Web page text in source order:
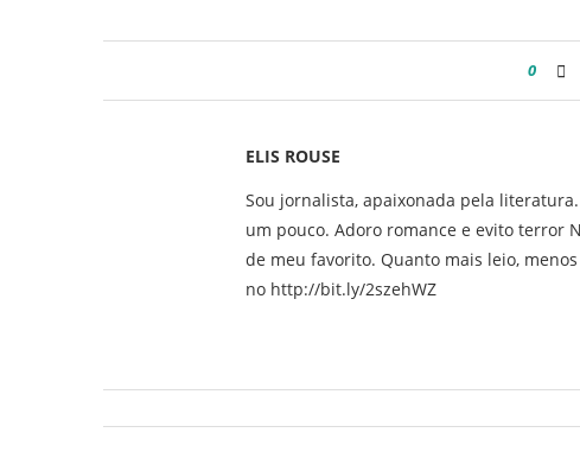
0
ELIS ROUSE
Sou jornalista, apaixonada pela
um pouco. Adoro romance e evito terror
de meu favorito. Quanto mais leio,
no http://bit.ly/2szehWZ